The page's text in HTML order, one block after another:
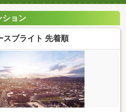
ション
スブライト 先着順